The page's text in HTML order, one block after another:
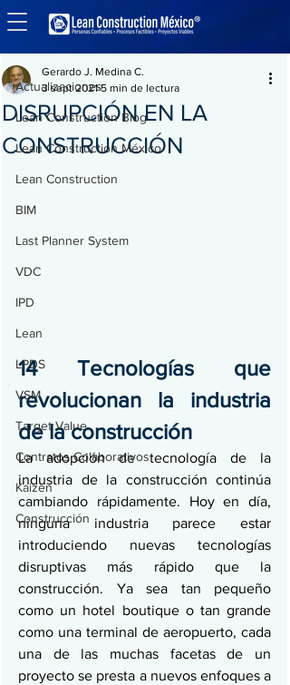
Entrada
Actualizaciones
Lean Construction Blog
Lean Construction México
Lean Construction
BIM
Last Planner System
VDC
IPD
Lean
LPDS
VSM
Target Value
Contratos Colaborativos
Kaizen
Construcción
DISRUPCIÓN EN LA
CONSTRUCCIÓN
Gerardo J. Medina C.
3 sept 2021 5 min de lectura
14 Tecnologías que
revolucionan la industria
de la construcción
La adopción de tecnología de la
industria de la construcción continúa
cambiando rápidamente. Hoy en día,
ninguna industria parece estar
introduciendo nuevas tecnologías
disruptivas más rápido que la
construcción. Ya sea tan pequeño
como un hotel boutique o tan grande
como una terminal de aeropuerto, cada
una de las muchas facetas de un
proyecto se presta a nuevos enfoques a